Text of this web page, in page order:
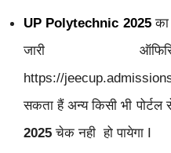
UP Polytechnic 2025
जारी
https://
सकता हैं अन्य किसी भी पोर्टल
2025 चेक नही हो पायेगा I